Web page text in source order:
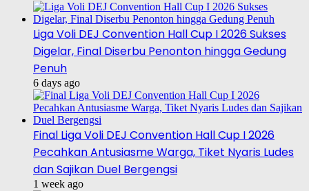
Liga Voli DEJ Convention Hall Cup I 2026 Sukses
Digelar, Final Diserbu Penonton hingga Gedung
Penuh
6 days ago
Final Liga Voli DEJ Convention Hall Cup I 2026
Pecahkan Antusiasme Warga, Tiket Nyaris Ludes
dan Sajikan Duel Bergengsi
1 week ago